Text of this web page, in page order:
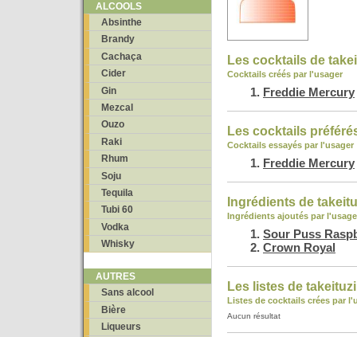
ALCOOLS
Absinthe
Brandy
Cachaça
Cider
Gin
Mezcal
Ouzo
Raki
Rhum
Soju
Tequila
Tubi 60
Vodka
Whisky
AUTRES
Sans alcool
Bière
Liqueurs
Les cocktails de
Cocktails créés par l'usager
Freddie Mercury
Les cocktails
Cocktails essayés par l'usager
Freddie Mercury
Ingrédients de
Ingrédients ajoutés par
Sour Puss
Crown Royal
Les listes de takeituzi
Listes de cocktails crées par
Aucun résultat